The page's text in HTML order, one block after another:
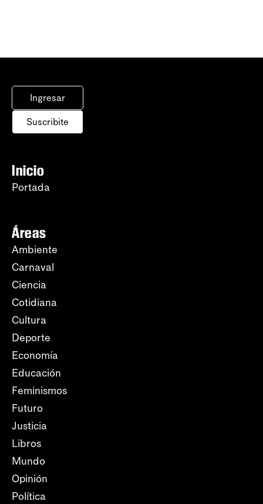
Ingresar
Suscribite
Inicio
Portada
Áreas
Ambiente
Carnaval
Ciencia
Cotidiana
Cultura
Deporte
Economía
Educación
Feminismos
Futuro
Justicia
Libros
Mundo
Opinión
Política